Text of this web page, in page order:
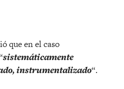
que en el caso
sistemáticamente
instrumentalizado“.